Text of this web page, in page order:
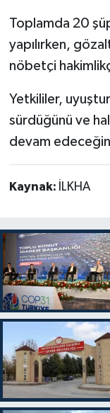
Toplamda 20
yapılırken,
nöbetçi
Yetkililer,
sürdüğünü ve
devam
Kaynak: İLKHA